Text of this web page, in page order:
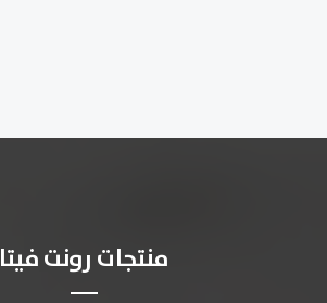
منتجات رونت فيتا